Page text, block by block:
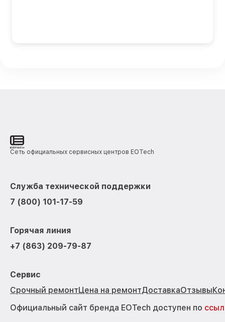
Сеть официальных сервисных центров EOTech
Служба технической поддержки
7 (800) 101-17-59
Горячая линия
+7 (863) 209-79-87
Сервис
Срочный ремонтЦена на ремонтДоставкаОтзывы
Официальный сайт бренда EOTech доступен по